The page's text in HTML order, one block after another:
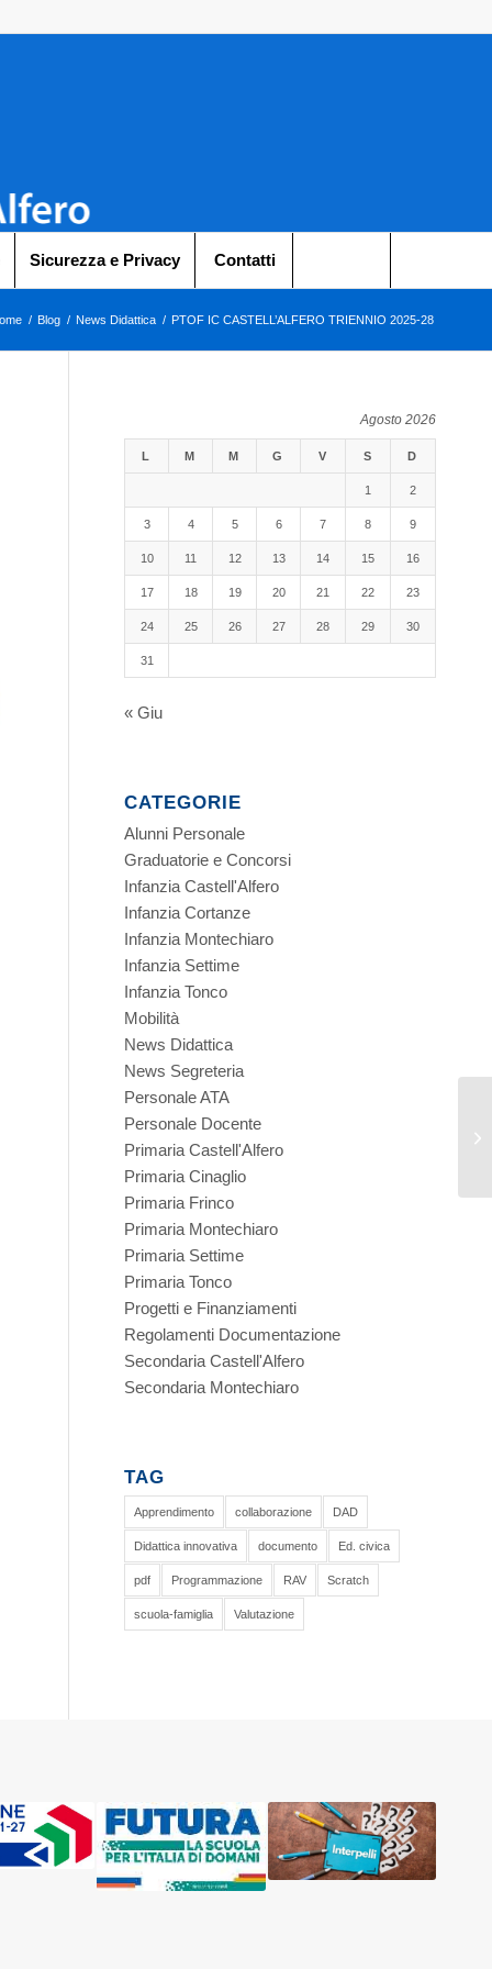
Sicurezza e Privacy Contatti
/ Blog / News Didattica / PTOF IC CASTELL’ALFERO TRIENNIO 2025-28
Agosto 2026
L M M G V S D
1 2
3 4 5 6 7 8 9
10 11 12 13 14 15 16
17 18 19 20 21 22 23
24 25 26 27 28 29 30
31
« Giu
CATEGORIE
Alunni Personale
Graduatorie e Concorsi
Infanzia Castell'Alfero
Infanzia Cortanze
Infanzia Montechiaro
Infanzia Settime
Infanzia Tonco
Mobilità
News Didattica
News Segreteria
Personale ATA
Personale Docente
Primaria Castell'Alfero
Primaria Cinaglio
Primaria Frinco
Primaria Montechiaro
Primaria Settime
Primaria Tonco
Progetti e Finanziamenti
Regolamenti Documentazione
Secondaria Castell'Alfero
Secondaria Montechiaro
TAG
Apprendimento collaborazione DAD
Didattica innovativa documento Ed. civica
pdf Programmazione RAV Scratch
scuola-famiglia Valutazione